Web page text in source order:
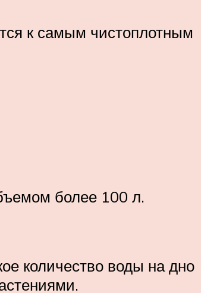
к самым чистоплотным
более 100 л.
количество воды на дно